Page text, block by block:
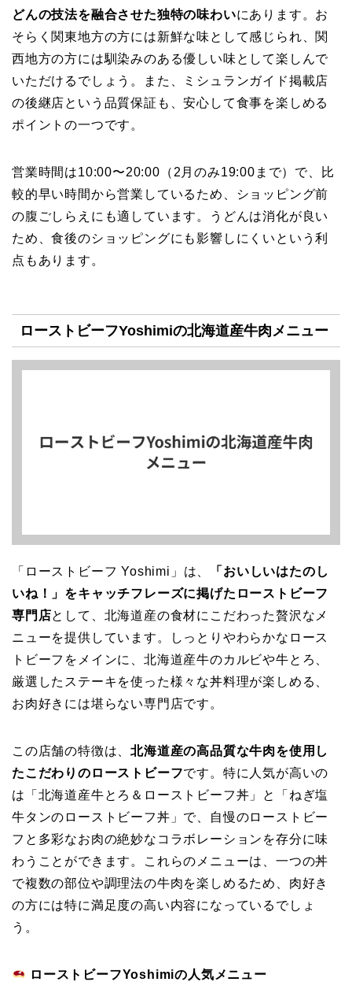
どんの技法を融合させた独特の味わいにあります。お
そらく関東地方の方には新鮮な味として感じられ、関
西地方の方には馴染みのある優しい味として楽しんで
いただけるでしょう。また、ミシュランガイド掲載店
の後継店という品質保証も、安心して食事を楽しめる
ポイントの一つです。
営業時間は10:00〜20:00（2月のみ19:00まで）で、比
較的早い時間から営業しているため、ショッピング前
の腹ごしらえにも適しています。うどんは消化が良い
ため、食後のショッピングにも影響しにくいという利
点もあります。
ローストビーフYoshimiの北海道産牛肉メニュー
「ローストビーフ Yoshimi」は、
「おいしいはたのし
いね！」をキャッチフレーズに掲げたローストビーフ
専門店として、北海道産の食材にこだわった贅沢なメ
ニューを提供しています。しっとりやわらかなロース
トビーフをメインに、北海道産牛のカルビや牛とろ、
厳選したステーキを使った様々な丼料理が楽しめる、
お肉好きには堪らない専門店です。
この店舗の特徴は、北海道産の高品質な牛肉を使用し
たこだわりのローストビーフです。特に人気が高いの
は「北海道産牛とろ＆ローストビーフ丼」と「ねぎ塩
牛タンのローストビーフ丼」で、自慢のローストビー
フと多彩なお肉の絶妙なコラボレーションを存分に味
わうことができます。これらのメニューは、一つの丼
で複数の部位や調理法の牛肉を楽しめるため、肉好き
の方には特に満足度の高い内容になっているでしょ
う。
ローストビーフYoshimiの人気メニュー